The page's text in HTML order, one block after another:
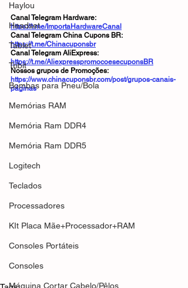
Haylou
Headset
Tablet
Tribit
Bombas para Pneu/Bola
Memórias RAM
Memória Ram DDR4
Memória Ram DDR5
Logitech
Teclados
Processadores
KIt Placa Mãe+Processador+RAM
Consoles Portáteis
Consoles
Máquina Cortar Cabelo/Pêlos
Canal Telegram Hardware:
https://t.me/ImportaHardwareCanal
Canal Telegram China Cupons BR:
https://t.me/Chinacuponsbr
Canal Telegram AliExpress:
https://t.me/AliexpresspromocoesecuponsBR
Nossos grupos de Promoções:
https://www.chinacuponsbr.com/post/grupos-canais-
páginas